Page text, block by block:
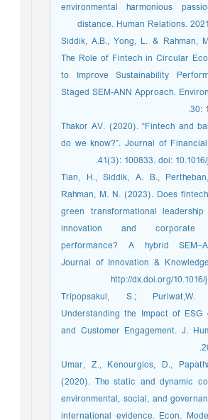
environmental harmonious
distance. Human Relations.
40) Siddik, A.B., Yong, L. & Rahman,
The Role of Fintech in Circular
to Improve Sustainability
Staged SEM-ANN Approach.
30:
41) Thakor AV. (2020). “Fintech and
do we know?”. Journal of
41(3): 100833. doi:
42) Tian, H., Siddik, A. B.,
Rahman, M. N. (2023). Does
green transformational
innovation and corporate
performance? A hybrid
Journal of Innovation &
http://dx.doi.org/
43) Tripopsakul, S.;
Understanding the Impact of
and Customer Engagement. J.
44) Umar, Z., Kenourgios, D.,
(2020). The static and dynamic
environmental, social, and
international evidence. Econ.